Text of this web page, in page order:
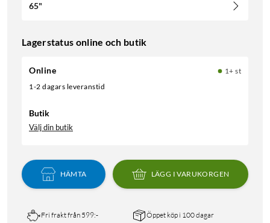
65"
Lagerstatus online och butik
Online
1+ st
1-2 dagars leveranstid
Butik
Välj din butik
HÄMTA LÄGG I VARUKORGEN
Fri frakt från 599:- Öppet köp i 100 dagar